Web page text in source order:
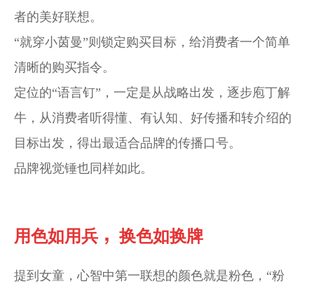
者的美好联想。
“就穿小茵曼”则锁定购买目标，给消费者一个简单
清晰的购买指令。
定位的“语言钉”，一定是从战略出发，逐步庖丁解
牛，从消费者听得懂、有认知、好传播和转介绍的
目标出发，得出最适合品牌的传播口号。
品牌视觉锤也同样如此。
用色如用兵 ， 换色如换牌
提到女童，心智中第一联想的颜色就是粉色，“粉